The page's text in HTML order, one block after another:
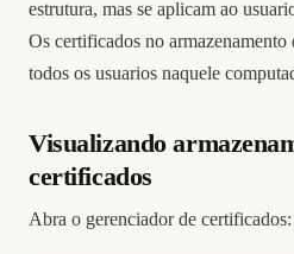
estrutura, mas se aplicam ao
Os certificados no armazenamento
todos os usuarios naquele
Visualizando
certificados
Abra o gerenciador de certificados: